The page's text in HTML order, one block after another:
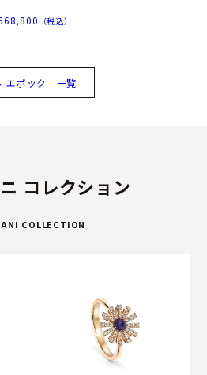
（税込）
エポック - 一覧
コレクション
COLLECTION